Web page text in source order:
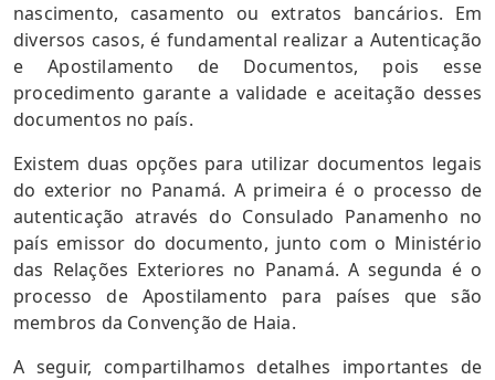
nascimento, casamento ou extratos bancários. Em
diversos casos, é fundamental realizar a Autenticação
e Apostilamento de Documentos, pois esse
procedimento garante a validade e aceitação desses
documentos no país.
Existem duas opções para utilizar documentos legais
do exterior no Panamá. A primeira é o processo de
autenticação através do Consulado Panamenho no
país emissor do documento, junto com o Ministério
das Relações Exteriores no Panamá. A segunda é o
processo de Apostilamento para países que são
membros da Convenção de Haia.
A seguir, compartilhamos detalhes importantes de